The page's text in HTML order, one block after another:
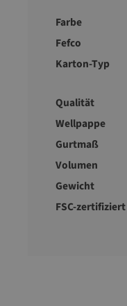
Farbe
Fefco
Karton-Typ
Qualität
Wellpappe
Gurtmaß
Volumen
Gewicht
FSC-zertifiziert